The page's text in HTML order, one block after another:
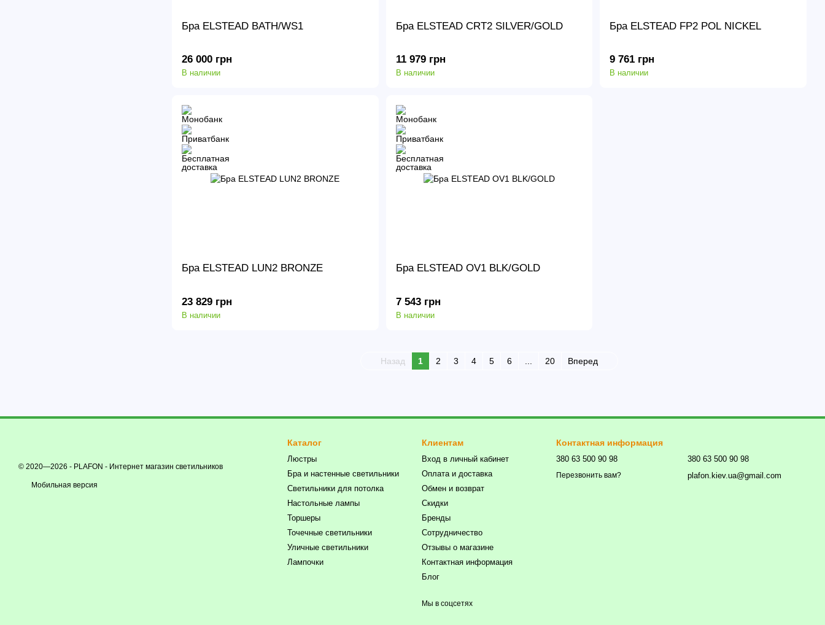
Бра ELSTEAD BATH/WS1
26 000 грн
В наличии
Бра ELSTEAD CRT2 SILVER/GOLD
11 979 грн
В наличии
Бра ELSTEAD FP2 POL NICKEL
9 761 грн
В наличии
Бра ELSTEAD LUN2 BRONZE
23 829 грн
В наличии
Бра ELSTEAD OV1 BLK/GOLD
7 543 грн
В наличии
Назад 1 2 3 4 5 6 20 Вперед
© 2020—2026 - PLAFON - Интернет магазин светильников
Мобильная версия
Каталог
Люстры
Бра и настенные светильники
Светильники для потолка
Настольные лампы
Торшеры
Точечные светильники
Уличные светильники
Лампочки
Клиентам
Вход в личный кабинет
Оплата и доставка
Обмен и возврат
Скидки
Бренды
Сотрудничество
Отзывы о магазине
Контактная информация
Блог
Мы в соцсетях
Контактная информация
380 63 500 90 98
Перезвонить вам?
380 63 500 90 98
plafon.kiev.ua@gmail.com